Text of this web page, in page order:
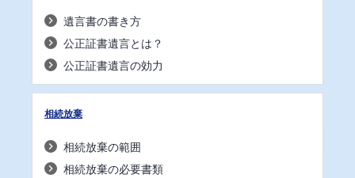
遺言書の書き方
公正証書遺言とは？
公正証書遺言の効力
相続放棄
相続放棄の範囲
相続放棄の必要書類